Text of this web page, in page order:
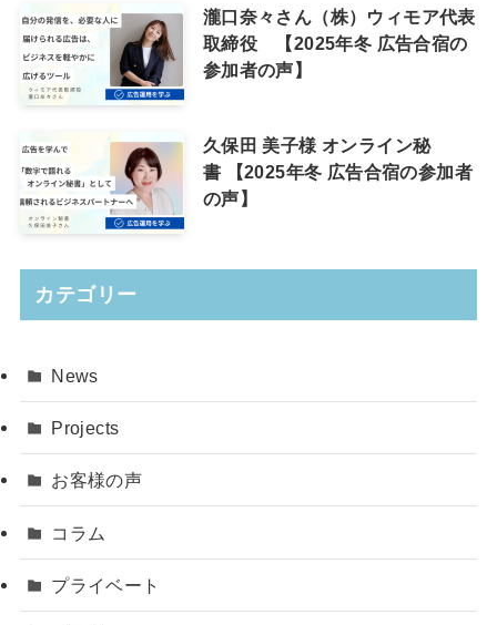
瀧口奈々さん（株）ウィモア代表
取締役 【2025年冬 広告合宿の
参加者の声】
久保田 美子様 オンライン秘
書 【2025年冬 広告合宿の参加者
の声】
カテゴリー
News
Projects
お客様の声
コラム
プライベート